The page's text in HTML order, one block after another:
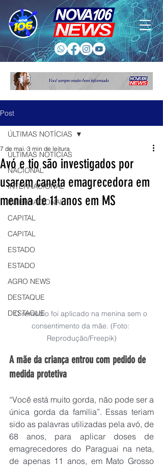
Post
ÚLTIMAS NOTÍCIAS
NACIONAL
INTERNACIONAL
INTERNACIONAL
CAPITAL
CAPITAL
ESTADO
ESTADO
AGRO NEWS
DESTAQUE
DESTAQUE
ÚLTIMAS NOTÍCIAS
Avó e tio são investigados por
usarem caneta emagrecedora em
menina de 11 anos em MS
7 de mai. 3 min de leitura
O remédio foi aplicado na menina sem o
consentimento da mãe. (Foto:
Reprodução/Freepik)
A mãe da criança entrou com pedido de
medida protetiva
“Você está muito gorda, não pode ser a
única gorda da família”. Essas teriam
sido as palavras utilizadas pela avó, de
68 anos, para aplicar doses de
emagrecedores do Paraguai na neta,
de apenas 11 anos, em Mato Grosso